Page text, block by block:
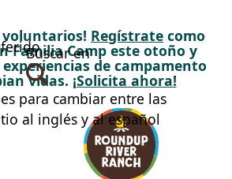
voluntarios! Regístrate como
Familia Camp este otoño y
de campamento
vidas. ¡Solicita ahora!
Buscar en
para cambiar entre las
al inglés y al español